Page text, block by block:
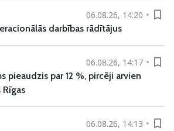
06.08.26, 14:20
darbības rādītājus
06.08.26, 14:17
pieaudzis par 12 %, pircēji arvien
Rīgas
06.08.26, 14:13